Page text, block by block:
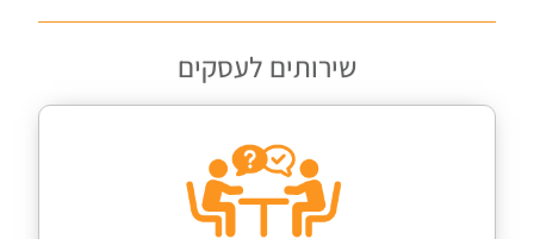
שירותים לעסקים